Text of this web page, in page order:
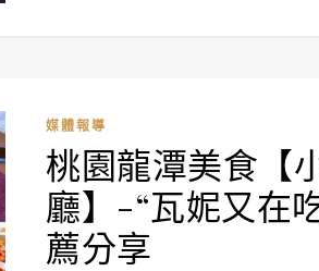
媒體報導
桃園龍潭美食【
廳】-“瓦妮又在
薦分享